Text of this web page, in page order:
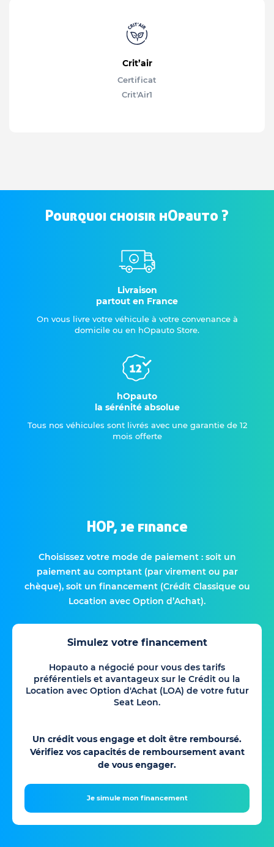
Crit’air
Certificat
Crit'Air1
Pourquoi choisir hOpauto ?
Livraison
partout en France
On vous livre votre véhicule à votre convenance à
domicile ou en hOpauto Store.
hOpauto
la sérénité absolue
Tous nos véhicules sont livrés avec une garantie de 12
mois offerte
HOP, je finance
Choisissez votre mode de paiement : soit un
paiement au comptant (par virement ou par
chèque), soit un financement (Crédit Classique ou
Location avec Option d’Achat).
Simulez votre financement
Hopauto a négocié pour vous des tarifs
préférentiels et avantageux sur le Crédit ou la
Location avec Option d'Achat (LOA) de votre futur
Seat Leon.
Un crédit vous engage et doit être remboursé.
Vérifiez vos capacités de remboursement avant
de vous engager.
Je simule mon financement